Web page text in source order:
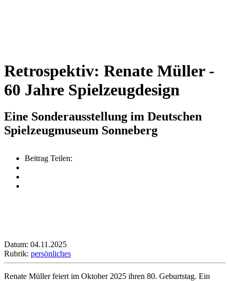
Retrospektiv: Renate Müller -
60 Jahre Spielzeugdesign
Eine Sonderausstellung im Deutschen
Spielzeugmuseum Sonneberg
Beitrag Teilen:
Datum: 04.11.2025
Rubrik: persönliches
Renate Müller feiert im Oktober 2025 ihren 80. Geburtstag. Ein